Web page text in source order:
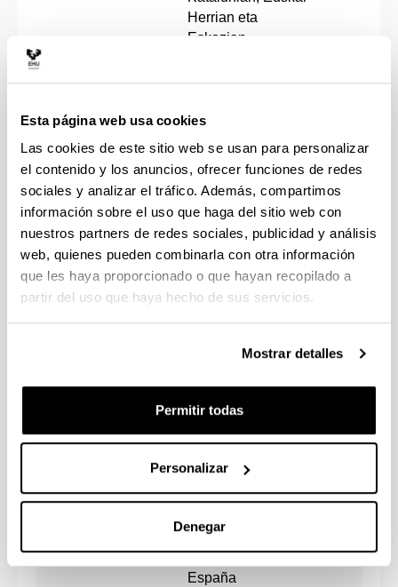
Esta página web usa cookies
Las cookies de este sitio web se usan para personalizar
el contenido y los anuncios, ofrecer funciones de redes
sociales y analizar el tráfico. Además, compartimos
información sobre el uso que haga del sitio web con
nuestros partners de redes sociales, publicidad y análisis
web, quienes pueden combinarla con otra información
que les haya proporcionado o que hayan recopilado a
partir del uso que haya hecho de sus servicios.
Mostrar detalles
Permitir todas
Personalizar
Denegar
Herrian eta
Eskozian
HINOJOSA,
VALENTIN
educación
autonomías
indígena originaria
campesinas en
Bolivia
PARTIDA
HERNANDEZ,
ALICIA PAOLA
Propuesta de un
modelo para medir
el impacto de la
cultura en el
desarrollo
sostenible. Los
Estocolmo, Bilbao y
Guadalajara
VARGAS,
La
espectacularización
televisivos de prime
time: estudio
la República
Dominicana y
España
2018